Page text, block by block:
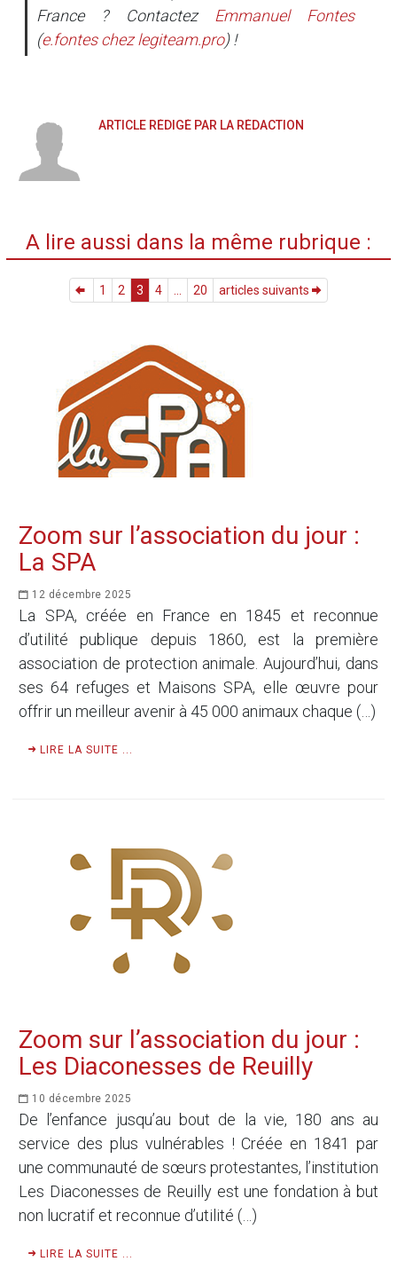
France ? Contactez
Emmanuel Fontes
(e.fonteschezlegiteam.pro) !
ARTICLE RÉDIGÉ PAR LA RÉDACTION
A lire aussi dans la même rubrique :
1 2 3 4 20 articles suivants
Zoom sur l’association du jour :
La SPA
12 décembre 2025
La SPA, créée en France en 1845 et reconnue
d’utilité publique depuis 1860, est la première
association de protection animale. Aujourd’hui, dans
ses 64 refuges et Maisons SPA, elle œuvre pour
offrir un meilleur avenir à 45 000 animaux chaque (…)
LIRE LA SUITE ...
Zoom sur l’association du jour :
Les Diaconesses de Reuilly
10 décembre 2025
De l’enfance jusqu’au bout de la vie, 180 ans au
service des plus vulnérables ! Créée en 1841 par
une communauté de sœurs protestantes, l’institution
Les Diaconesses de Reuilly est une fondation à but
non lucratif et reconnue d’utilité (…)
LIRE LA SUITE ...